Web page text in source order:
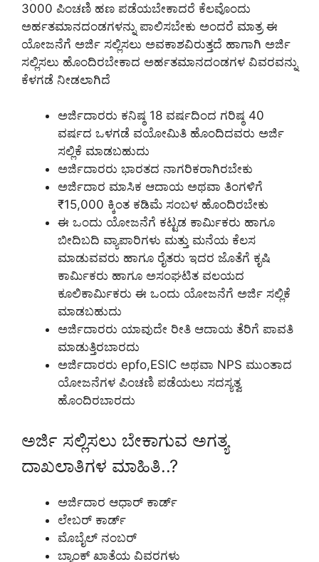
3000 ಪಿಂಚಣಿ ಹಣ ಪಡೆಯಬೇಕಾದರೆ ಕೆಲವೊಂದು
ಅರ್ಹತಮಾನದಂಡಗಳನ್ನು ಪಾಲಿಸಬೇಕು ಅಂದರೆ ಮಾತ್ರ ಈ
ಯೋಜನೆಗೆ ಅರ್ಜಿ ಸಲ್ಲಿಸಲು ಅವಕಾಶವಿರುತ್ತದೆ ಹಾಗಾಗಿ ಅರ್ಜಿ
ಸಲ್ಲಿಸಲು ಹೊಂದಿರಬೇಕಾದ ಅರ್ಹತಮಾನದಂಡಗಳ ವಿವರವನ್ನು
ಕೆಳಗಡೆ ನೀಡಲಾಗಿದೆ
ಅರ್ಜಿದಾರರು ಕನಿಷ್ಠ 18 ವರ್ಷದಿಂದ ಗರಿಷ್ಠ 40
ವರ್ಷದ ಒಳಗಡೆ ವಯೋಮಿತಿ ಹೊಂದಿದವರು ಅರ್ಜಿ
ಸಲ್ಲಿಕೆ ಮಾಡಬಹುದು
ಅರ್ಜಿದಾರರು ಭಾರತದ ನಾಗರಿಕರಾಗಿರಬೇಕು
ಅರ್ಜಿದಾರ ಮಾಸಿಕ ಆದಾಯ ಅಥವಾ ತಿಂಗಳಿಗೆ
₹15,000 ಕ್ಕಿಂತ ಕಡಿಮೆ ಸಂಬಳ ಹೊಂದಿರಬೇಕು
ಈ ಒಂದು ಯೋಜನೆಗೆ ಕಟ್ಟಡ ಕಾರ್ಮಿಕರು ಹಾಗೂ
ಬೀದಿಬದಿ ವ್ಯಾಪಾರಿಗಳು ಮತ್ತು ಮನೆಯ ಕೆಲಸ
ಮಾಡುವವರು ಹಾಗೂ ರೈತರು ಇದರ ಜೊತೆಗೆ ಕೃಷಿ
ಕಾರ್ಮಿಕರು ಹಾಗೂ ಅಸಂಘಟಿತ ವಲಯದ
ಕೂಲಿಕಾರ್ಮಿಕರು ಈ ಒಂದು ಯೋಜನೆಗೆ ಅರ್ಜಿ ಸಲ್ಲಿಕೆ
ಮಾಡಬಹುದು
ಅರ್ಜಿದಾರರು ಯಾವುದೇ ರೀತಿ ಆದಾಯ ತೆರಿಗೆ ಪಾವತಿ
ಮಾಡುತ್ತಿರಬಾರದು
ಅರ್ಜಿದಾರರು epfo,ESIC ಅಥವಾ NPS ಮುಂತಾದ
ಯೋಜನೆಗಳ ಪಿಂಚಣಿ ಪಡೆಯಲು ಸದಸ್ಯತ್ವ
ಹೊಂದಿರಬಾರದು
ಅರ್ಜಿ ಸಲ್ಲಿಸಲು ಬೇಕಾಗುವ ಅಗತ್ಯ
ದಾಖಲಾತಿಗಳ ಮಾಹಿತಿ..?
ಅರ್ಜಿದಾರ ಆಧಾರ್ ಕಾರ್ಡ್
ಲೇಬರ್ ಕಾರ್ಡ್
ಮೊಬೈಲ್ ನಂಬರ್
ಬ್ಯಾಂಕ್ ಖಾತೆಯ ವಿವರಗಳು